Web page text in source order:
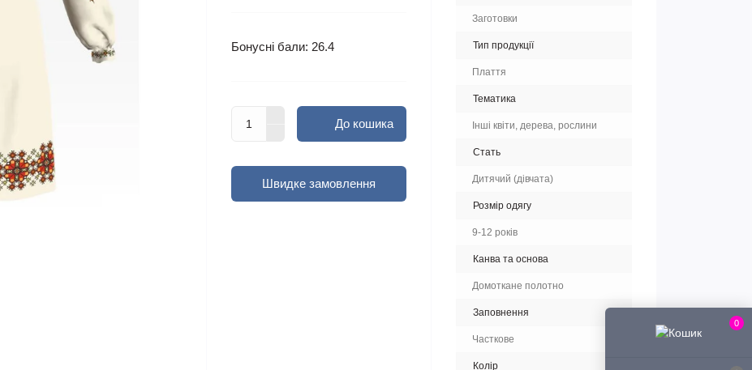
0
Бонусні бали: 26.4
До кошика
Швидке замовлення
Заготовки
Тип продукції
Плаття
Тематика
Інші квіти, дерева, рослини
Стать
Дитячий (дівчата)
Розмір одягу
9-12 років
Канва та основа
Домоткане полотно
Заповнення
Часткове
Колір